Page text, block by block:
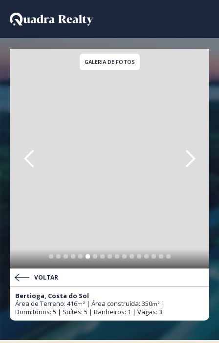
Casa De Condomínio a
GALERIA DE FOTOS
VOLTAR
Bertioga, Costa do Sol
Área de Terreno: 416m² | Área construída: 350m² |
Dormitórios: 5 | Suítes: 5 | Banheiros: 1 | Vagas: 3